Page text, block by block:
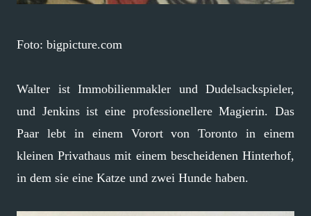
Foto: bigpicture.com
Walter ist Immobilienmakler und Dudelsackspieler,
und Jenkins ist eine professionellere Magierin. Das
Paar lebt in einem Vorort von Toronto in einem
kleinen Privathaus mit einem bescheidenen Hinterhof,
in dem sie eine Katze und zwei Hunde haben.